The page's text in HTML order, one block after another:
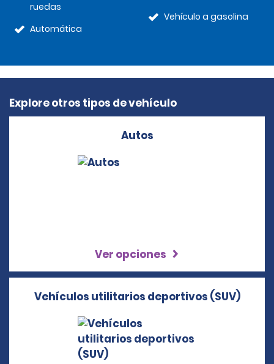
ruedas
Automática
Vehículo a gasolina
Explore otros tipos de vehículo
Autos
Ver opciones
Vehículos utilitarios deportivos (SUV)